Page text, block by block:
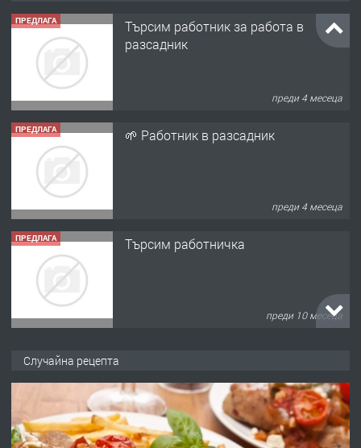
ПРЕДЛАГА
Търсим работник за работа в
разсадник
преди 4 месеца
ПРЕДЛАГА 🌱 Работник в разсадник
преди 4 месеца
ПРЕДЛАГА Търсим работничка
преди 10 месеца
преди 1 година
Случайна рецепта